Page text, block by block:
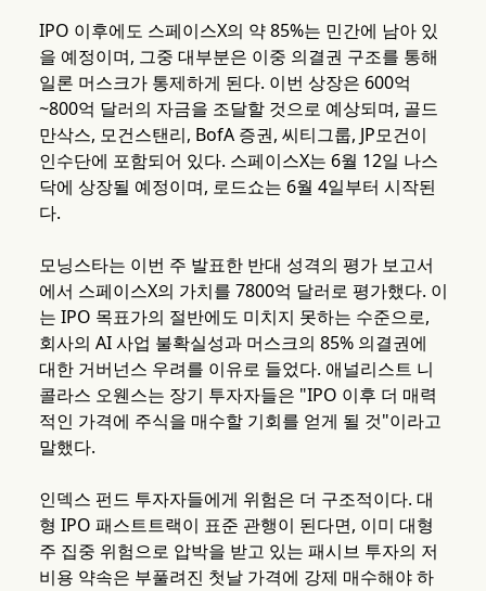
IPO 이후에도 스페이스X의 약 85%는 민간에 남아 있
을 예정이며, 그중 대부분은 이중 의결권 구조를 통해
일론 머스크가 통제하게 된다. 이번 상장은 600억
~800억 달러의 자금을 조달할 것으로 예상되며, 골드
만삭스, 모건스탠리, BofA 증권, 씨티그룹, JP모건이
인수단에 포함되어 있다. 스페이스X는 6월 12일 나스
닥에 상장될 예정이며, 로드쇼는 6월 4일부터 시작된
다.
모닝스타는 이번 주 발표한 반대 성격의 평가 보고서
에서 스페이스X의 가치를 7800억 달러로 평가했다. 이
는 IPO 목표가의 절반에도 미치지 못하는 수준으로,
회사의 AI 사업 불확실성과 머스크의 85% 의결권에
대한 거버넌스 우려를 이유로 들었다. 애널리스트 니
콜라스 오웬스는 장기 투자자들은 "IPO 이후 더 매력
적인 가격에 주식을 매수할 기회를 얻게 될 것"이라고
말했다.
인덱스 펀드 투자자들에게 위험은 더 구조적이다. 대
형 IPO 패스트트랙이 표준 관행이 된다면, 이미 대형
주 집중 위험으로 압박을 받고 있는 패시브 투자의 저
비용 약속은 부풀려진 첫날 가격에 강제 매수해야 하